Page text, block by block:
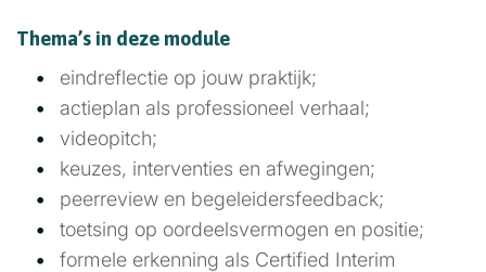
Thema’s in deze module
eindreflectie op jouw praktijk;
actieplan als professioneel verhaal;
videopitch;
keuzes, interventies en afwegingen;
peerreview en begeleidersfeedback;
toetsing op oordeelsvermogen en positie;
formele erkenning als Certified Interim